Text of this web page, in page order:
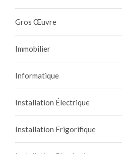
Gros Œuvre
Immobilier
Informatique
Installation Électrique
Installation Frigorifique